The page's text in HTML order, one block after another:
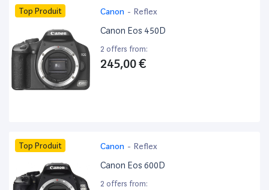
Top Produit Canon - Reflex
Canon Eos 450D
2 offers from:
245,00 €
Top Produit Canon - Reflex
Canon Eos 600D
2 offers from: